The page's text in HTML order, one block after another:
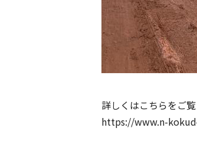
詳しくはこちらをご
https://www.n-